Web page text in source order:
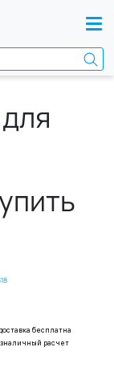
бесплатна
расчет